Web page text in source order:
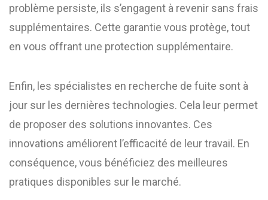
problème persiste, ils s’engagent à revenir sans frais
supplémentaires. Cette garantie vous protège, tout
en vous offrant une protection supplémentaire.
Enfin, les spécialistes en recherche de fuite sont à
jour sur les dernières technologies. Cela leur permet
de proposer des solutions innovantes. Ces
innovations améliorent l’efficacité de leur travail. En
conséquence, vous bénéficiez des meilleures
pratiques disponibles sur le marché.